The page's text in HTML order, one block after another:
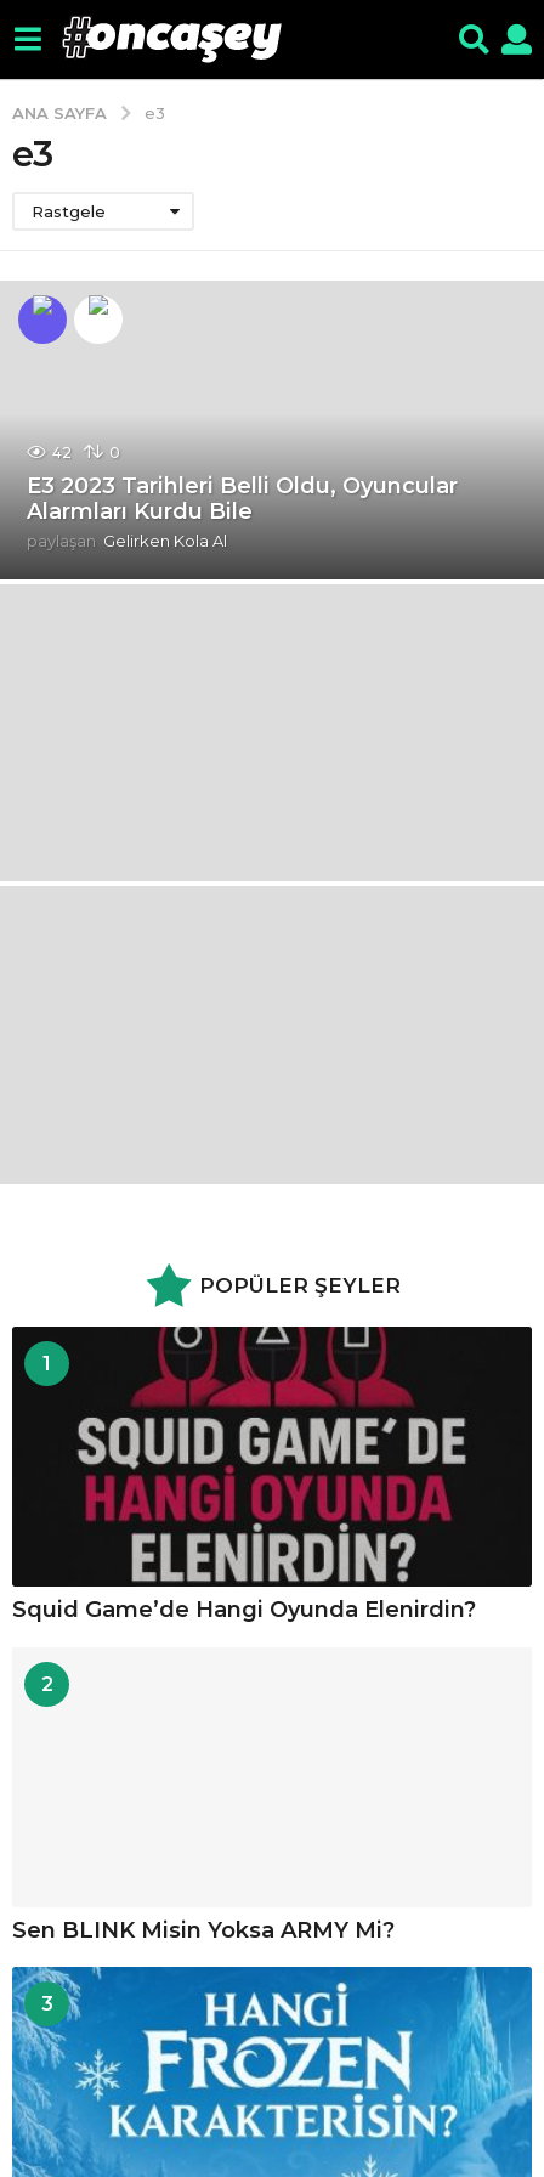
ANA SAYFA e3
e3
Rastgele
42 0
E3 2023 Tarihleri Belli Oldu, Oyuncular
Alarmları Kurdu Bile
paylaşan Gelirken Kola Al
POPÜLER ŞEYLER
1
Squid Game’de Hangi Oyunda Elenirdin?
2
Sen BLINK Misin Yoksa ARMY Mi?
3